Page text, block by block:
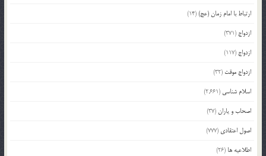
ارتباط با امام زمان (عج)(14)
ازدواج (371)
ازدواج (117)
ازدواج موقت (32)
اسلام شناسی (2,661)
اصحاب و یاران (37)
اصول اعتقادی (777)
اطلاعیه ها (26)